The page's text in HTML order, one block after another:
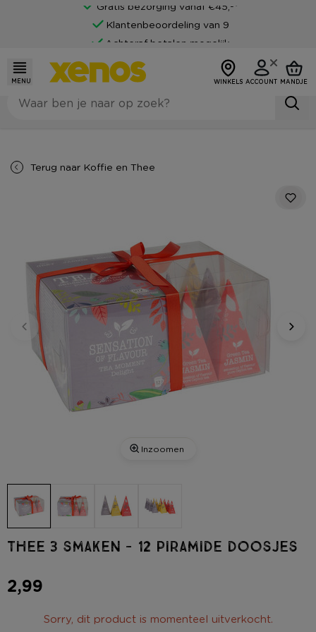
Gratis bezorging vanaf €45,-*
Klantenbeoordeling van 9
Achteraf betalen mogelijk
MENU WINKELS ACCOUNT MANDJE
Terug naar Koffie en Thee
Inzoomen
Thee 3 smaken - 12 piramide doosjes
2,99
Sorry, dit product is momenteel uitverkocht.